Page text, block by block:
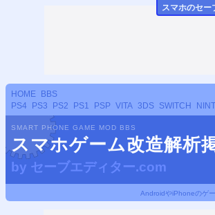
HOME
BBS
PS4
PS3 PS2 PS1 PSP VITA 3DS SWITCH
SMART PHONE GAME MOD BBS
スマホゲーム改造解析
by セーブエディター.com
AndroidやiPhoneのゲ
スマホのセー